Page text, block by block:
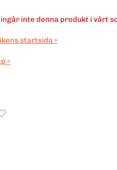
inte denna produkt i vårt
startsida »
»